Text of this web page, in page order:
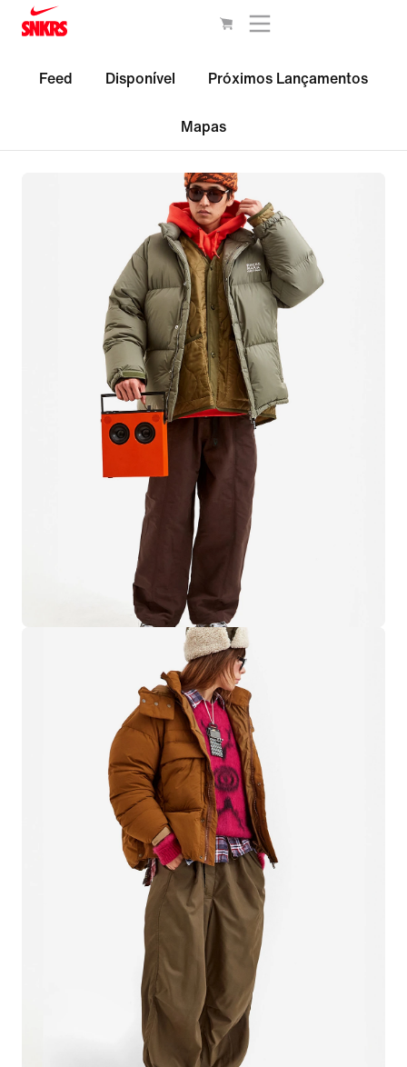
Feed Disponível Próximos Lançamentos
Mapas